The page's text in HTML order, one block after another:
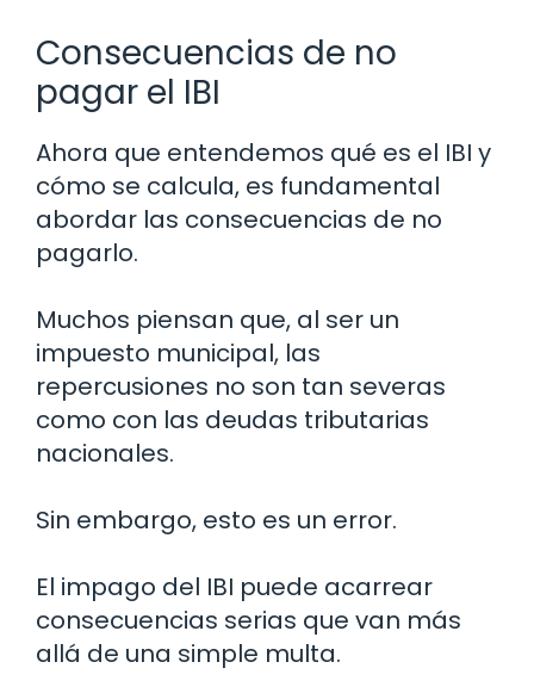
Consecuencias de no
pagar el IBI
Ahora que entendemos qué es el IBI y
cómo se calcula, es fundamental
abordar las consecuencias de no
pagarlo.
Muchos piensan que, al ser un
impuesto municipal, las
repercusiones no son tan severas
como con las deudas tributarias
nacionales.
Sin embargo, esto es un error.
El impago del IBI puede acarrear
consecuencias serias que van más
allá de una simple multa.